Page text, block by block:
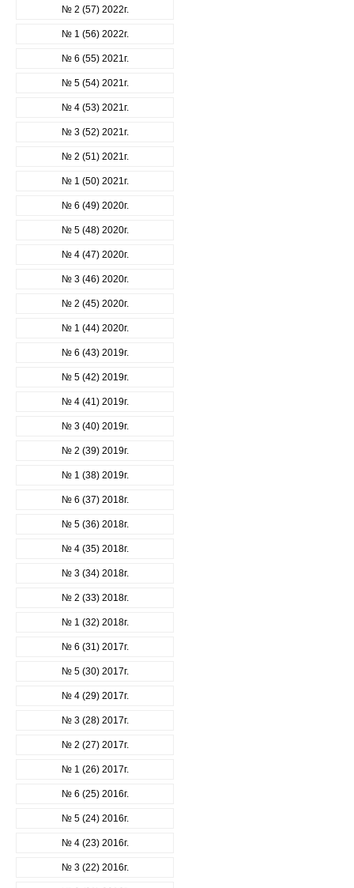
№ 2 (57) 2022г.
№ 1 (56) 2022г.
№ 6 (55) 2021г.
№ 5 (54) 2021г.
№ 4 (53) 2021г.
№ 3 (52) 2021г.
№ 2 (51) 2021г.
№ 1 (50) 2021г.
№ 6 (49) 2020г.
№ 5 (48) 2020г.
№ 4 (47) 2020г.
№ 3 (46) 2020г.
№ 2 (45) 2020г.
№ 1 (44) 2020г.
№ 6 (43) 2019г.
№ 5 (42) 2019г.
№ 4 (41) 2019г.
№ 3 (40) 2019г.
№ 2 (39) 2019г.
№ 1 (38) 2019г.
№ 6 (37) 2018г.
№ 5 (36) 2018г.
№ 4 (35) 2018г.
№ 3 (34) 2018г.
№ 2 (33) 2018г.
№ 1 (32) 2018г.
№ 6 (31) 2017г.
№ 5 (30) 2017г.
№ 4 (29) 2017г.
№ 3 (28) 2017г.
№ 2 (27) 2017г.
№ 1 (26) 2017г.
№ 6 (25) 2016г.
№ 5 (24) 2016г.
№ 4 (23) 2016г.
№ 3 (22) 2016г.